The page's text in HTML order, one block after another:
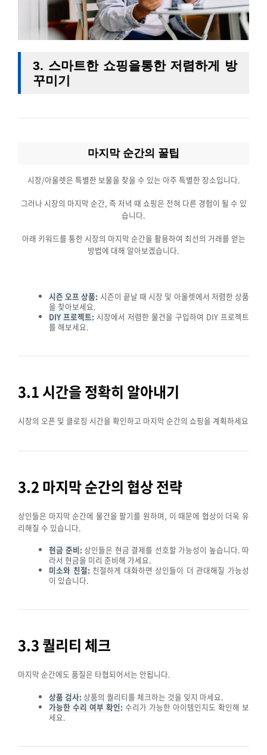
3. 스마트한 쇼핑을통한 저렴하게 방
꾸미기
마지막 순간의 꿀팁
시장/아울렛은 특별한 보물을 찾을 수 있는 아주 특별한 장소입니다.
그러나 시장의 마지막 순간, 즉 저녁 때 쇼핑은 전혀 다른 경험이 될 수 있
습니다.
아래 키워드를 통한 시장의 마지막 순간을 활용하여 최선의 거래를 얻는
방법에 대해 알아보겠습니다.
시즌 오프 상품: 시즌이 끝날 때 시장 및 아울렛에서 저렴한 상품
을 찾아보세요.
DIY 프로젝트: 시장에서 저렴한 물건을 구입하여 DIY 프로젝트
를 해보세요.
3.1 시간을 정확히 알아내기
시장의 오픈 및 클로징 시간을 확인하고 마지막 순간의 쇼핑을 계획하세요
3.2 마지막 순간의 협상 전략
상인들은 마지막 순간에 물건을 팔기를 원하며, 이 때문에 협상이 더욱 유
리해질 수 있습니다.
현금 준비: 상인들은 현금 결제를 선호할 가능성이 높습니다. 따
라서 현금을 미리 준비해 가세요.
미소와 친절: 친절하게 대화하면 상인들이 더 관대해질 가능성
이 있습니다.
3.3 퀄리티 체크
마지막 순간에도 품질은 타협되어서는 안됩니다.
상품 검사: 상품의 퀄리티를 체크하는 것을 잊지 마세요.
가능한 수리 여부 확인: 수리가 가능한 아이템인지도 확인해 보
세요.